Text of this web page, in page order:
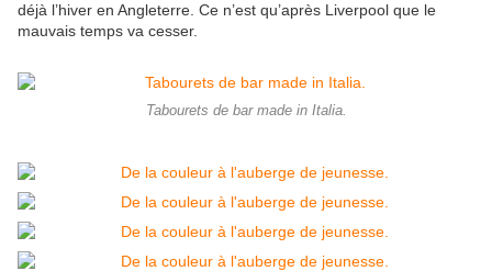
déjà l’hiver en Angleterre. Ce n’est qu’après Liverpool que le
mauvais temps va cesser.
Tabourets de bar made in Italia.